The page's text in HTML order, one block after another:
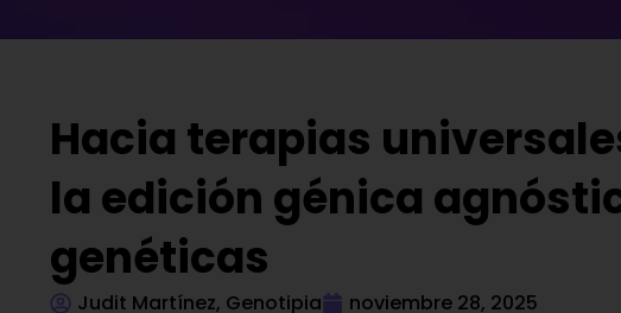
Hacia terapias
la edición génica
genéticas
Judit Martínez, Genotipia
noviembre 28, 2025